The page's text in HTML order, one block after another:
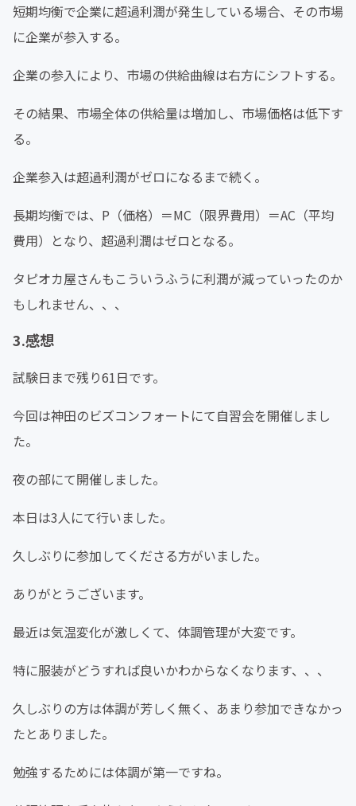
短期均衡で企業に超過利潤が発生している場合、その市場
に企業が参入する。
企業の参入により、市場の供給曲線は右方にシフトする。
その結果、市場全体の供給量は増加し、市場価格は低下す
る。
企業参入は超過利潤がゼロになるまで続く。
長期均衡では、P（価格）＝MC（限界費用）＝AC（平均
費用）となり、超過利潤はゼロとなる。
タピオカ屋さんもこういうふうに利潤が減っていったのか
もしれません、、、
3.感想
試験日まで残り61日です。
今回は神田のビズコンフォートにて自習会を開催しまし
た。
夜の部にて開催しました。
本日は3人にて行いました。
久しぶりに参加してくださる方がいました。
ありがとうございます。
最近は気温変化が激しくて、体調管理が大変です。
特に服装がどうすれば良いかわからなくなります、、、
久しぶりの方は体調が芳しく無く、あまり参加できなかっ
たとありました。
勉強するためには体調が第一ですね。